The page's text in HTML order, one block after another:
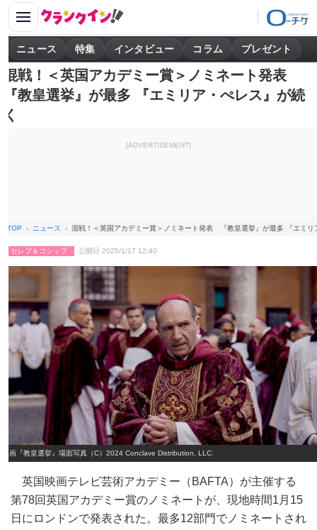
ニュース 特集 インタビュー コラム プレゼント
混戦！＜英国アカデミー賞＞ノミネート発表
『教皇選挙』が最多 『エミリア・ぺレス』が続
く
[ADVERTISEMENT]
TOP ニュース 混戦！＜英国アカデミー賞＞ノミネート発表 『教皇選挙』が最多 『エミリ
セレブ＆ゴシップ 公開日 2025/1/17 12:40
映画『教皇選挙』場面写真（C）2024 Conclave Distribution, LLC.
英国映画テレビ芸術アカデミー（BAFTA）が主催する
第78回英国アカデミー賞のノミネートが、現地時間1月15
日にロンドンで発表された。最多12部門でノミネートされ